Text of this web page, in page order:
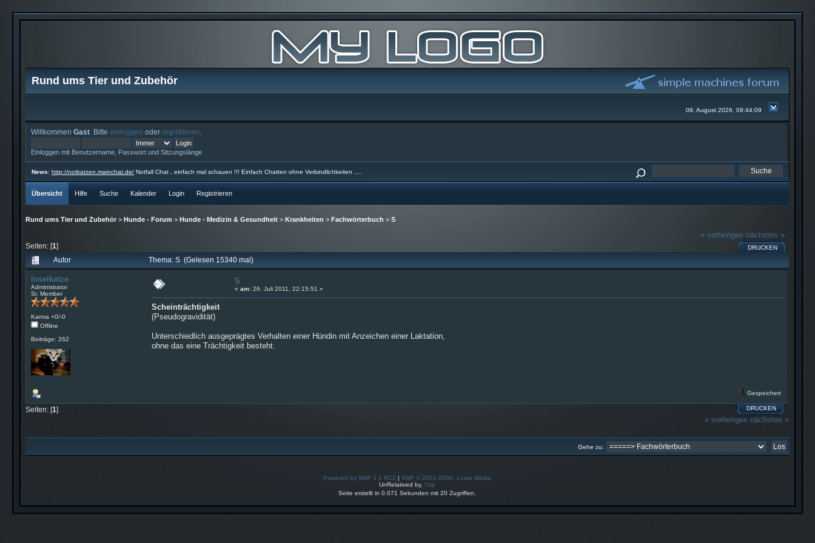
Rund ums Tier und Zubehör
08. August 2026, 09:44:09
WillkommenGast . Bitteeinloggen oder registrieren
Einloggen mit Benutzername, Passwort und Sitzungslänge
News:http://notkatzen.mainchat.de/ Notfall Chat , einfach mal schauen !!! Einfach Chatten ohne Verbindlichkeiten ....
Übersicht Hilfe Suche Kalender Login Registrieren
Rund ums Tier und Zubehör > Hunde - Forum > Hunde - Medizin & Gesundheit > Krankheiten > Fachwörterbuch >S
Seiten: [1]
« vorheriges nächstes »
DRUCKEN
Autor Thema: S (Gelesen 15340 mal)
Inselkatze
Administrator
Sr. Member
Karma +0/-0
Offline
Beiträge: 262
S
«am: 26. Juli 2011, 22:15:51 »
Scheinträchtigkeit
(Pseudogravidität)
Unterschiedlich ausgeprägtes Verhalten einer Hündin mit Anzeichen einer Laktation,
ohne das eine Trächtigkeit besteht.
Gespeichert
Seiten: [1] DRUCKEN
« vorheriges nächstes »
Gehe zu:
Powered by SMF 1.1 RC2 |SMF © 2001-2006, Lewis Media
UnRelatived by,Crip
Seite erstellt in 0.071 Sekunden mit 20 Zugriffen.